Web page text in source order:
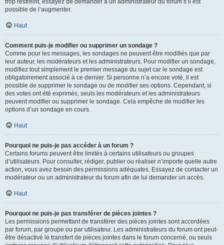
trop restreint, essayez de demander à un administrateur du forum s’il est
possible de l’augmenter.
Haut
Comment puis-je modifier ou supprimer un sondage ?
Comme pour les messages, les sondages ne peuvent être modifiés que par
leur auteur, les modérateurs et les administrateurs. Pour modifier un sondage,
modifiez tout simplement le premier message du sujet car le sondage est
obligatoirement associé à ce dernier. Si personne n’a encore voté, il est
possible de supprimer le sondage ou de modifier ses options. Cependant, si
des votes ont été exprimés, seuls les modérateurs et les administrateurs
peuvent modifier ou supprimer le sondage. Cela empêche de modifier les
options d’un sondage en cours.
Haut
Pourquoi ne puis-je pas accéder à un forum ?
Certains forums peuvent être limités à certains utilisateurs ou groupes
d’utilisateurs. Pour consulter, rédiger, publier ou réaliser n’importe quelle autre
action, vous avez besoin des permissions adéquates. Essayez de contacter un
modérateur ou un administrateur du forum afin de lui demander un accès.
Haut
Pourquoi ne puis-je pas transférer de pièces jointes ?
Les permissions permettant de transférer des pièces jointes sont accordées
par forum, par groupe ou par utilisateur. Les administrateurs du forum ont peut-
être désactivé le transfert de pièces jointes dans le forum concerné, ou seuls